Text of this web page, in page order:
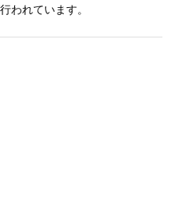
われています。